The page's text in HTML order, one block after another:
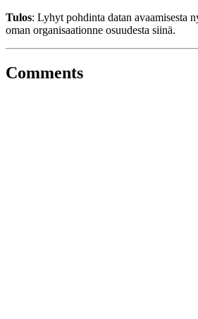
Tulos: Lyhyt pohdinta datan avaamisesta
oman organisaationne osuudesta siinä.
Comments